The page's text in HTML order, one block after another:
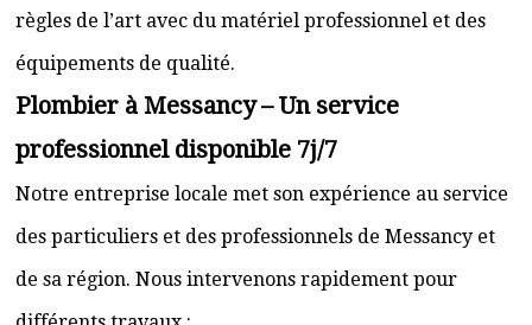
règles de l’art avec du matériel professionnel et des
équipements de qualité.
Plombier à Messancy – Un service
professionnel disponible 7j/7
Notre entreprise locale met son expérience au service
des particuliers et des professionnels de Messancy et
de sa région. Nous intervenons rapidement pour